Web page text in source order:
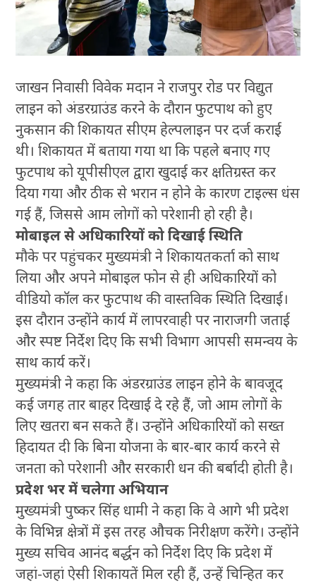
जाखन निवासी विवेक मदान ने राजपुर रोड पर विद्युत
लाइन को अंडरग्राउंड करने के दौरान फुटपाथ को हुए
नुकसान की शिकायत सीएम हेल्पलाइन पर दर्ज कराई
थी। शिकायत में बताया गया था कि पहले बनाए गए
फुटपाथ को यूपीसीएल द्वारा खुदाई कर क्षतिग्रस्त कर
दिया गया और ठीक से भरान न होने के कारण टाइल्स धंस
गई हैं, जिससे आम लोगों को परेशानी हो रही है।
मोबाइल से अधिकारियों को दिखाई स्थिति
मौके पर पहुंचकर मुख्यमंत्री ने शिकायतकर्ता को साथ
लिया और अपने मोबाइल फोन से ही अधिकारियों को
वीडियो कॉल कर फुटपाथ की वास्तविक स्थिति दिखाई।
इस दौरान उन्होंने कार्य में लापरवाही पर नाराजगी जताई
और स्पष्ट निर्देश दिए कि सभी विभाग आपसी समन्वय के
साथ कार्य करें।
मुख्यमंत्री ने कहा कि अंडरग्राउंड लाइन होने के बावजूद
कई जगह तार बाहर दिखाई दे रहे हैं, जो आम लोगों के
लिए खतरा बन सकते हैं। उन्होंने अधिकारियों को सख्त
हिदायत दी कि बिना योजना के बार-बार कार्य करने से
जनता को परेशानी और सरकारी धन की बर्बादी होती है।
प्रदेश भर में चलेगा अभियान
मुख्यमंत्री पुष्कर सिंह धामी ने कहा कि वे आगे भी प्रदेश
के विभिन्न क्षेत्रों में इस तरह औचक निरीक्षण करेंगे। उन्होंने
मुख्य सचिव आनंद बर्द्धन को निर्देश दिए कि प्रदेश में
जहां-जहां ऐसी शिकायतें मिल रही हैं, उन्हें चिन्हित कर